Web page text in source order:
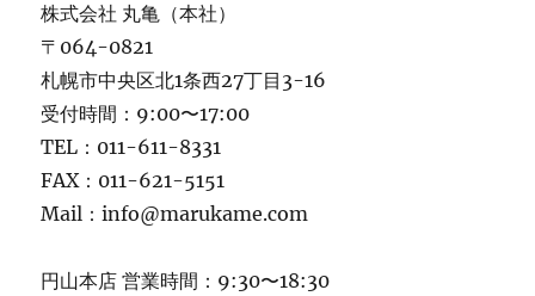
株式会社 丸亀（本社）
〒064-0821
札幌市中央区北1条西27丁目3-16
受付時間：9:00〜17:00
TEL：011-611-8331
FAX：011-621-5151
Mail：info@marukame.com
円山本店 営業時間：9:30〜18:30